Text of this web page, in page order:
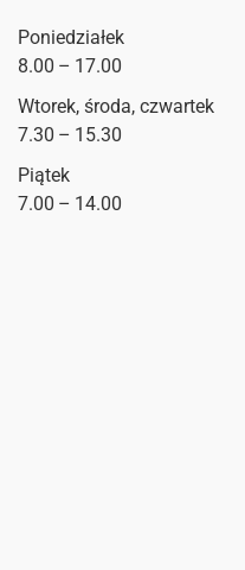
Poniedziałek
8.00 – 17.00
Wtorek, środa, czwartek
7.30 – 15.30
Piątek
7.00 – 14.00